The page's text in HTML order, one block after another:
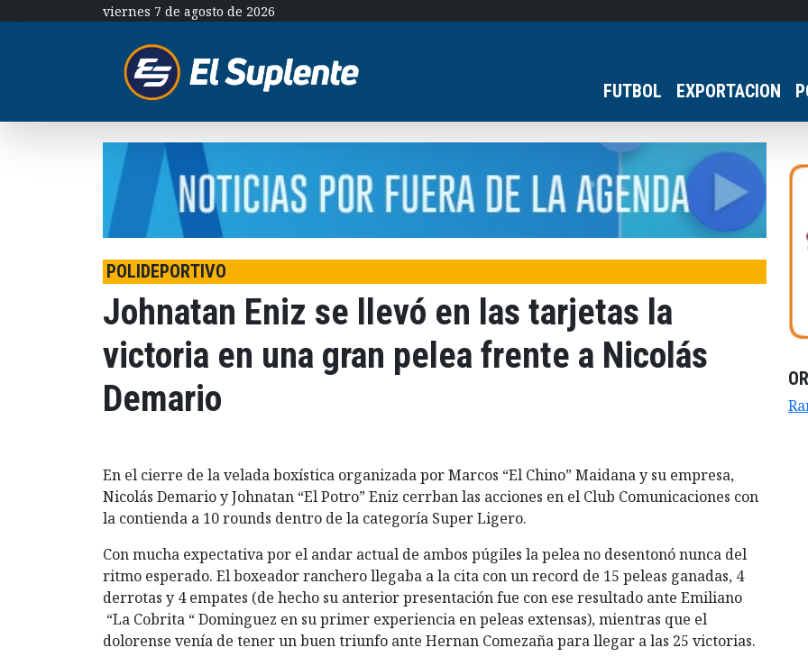
viernes 7 de agosto de 2026
FUTBOL EXPORTACION
POLIDEPORTIVO
Johnatan Eniz se llevó en las tarjetas la
victoria en una gran pelea frente a Nicolás
Demario
En el cierre de la velada boxística organizada por Marcos “El Chino” Maidana y su empresa,
Nicolás Demario y Johnatan “El Potro” Eniz cerrban las acciones en el Club Comunicaciones con
la contienda a 10 rounds dentro de la categoría Super Ligero.
Con mucha expectativa por el andar actual de ambos púgiles la pelea no desentonó nunca del
ritmo esperado. El boxeador ranchero llegaba a la cita con un record de 15 peleas ganadas, 4
derrotas y 4 empates (de hecho su anterior presentación fue con ese resultado ante Emiliano
“La Cobrita “ Dominguez en su primer experiencia en peleas extensas), mientras que el
dolorense venía de tener un buen triunfo ante Hernan Comezaña para llegar a las 25 victorias.